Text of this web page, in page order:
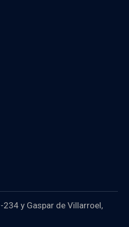
234 y Gaspar de Villarroel,